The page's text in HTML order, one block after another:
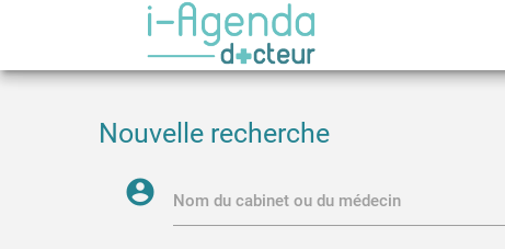
Nouvelle recherche
account_circle Nom du cabinet ou du médecin